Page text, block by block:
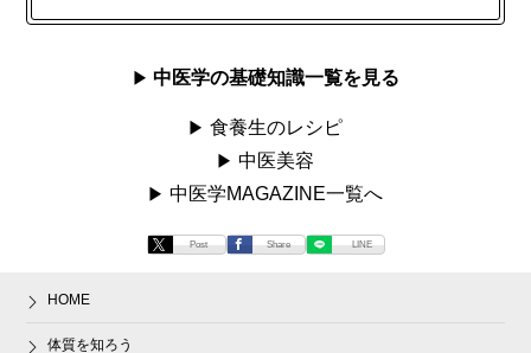
中医学の基礎知識一覧を見る
食養生のレシピ
中医美容
中医学MAGAZINE一覧へ
Post Share LINE
HOME
体質を知ろう